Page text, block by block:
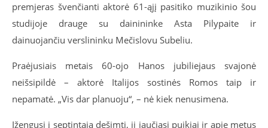
premjeras švenčianti aktorė 61-ąjį pasitiko muzikinio šou
studijoje drauge su dainininke Asta Pilypaite ir
dainuojančiu verslininku Mečislovu Subeliu.
Praėjusiais metais 60-ojo Hanos jubiliejaus svajonė
neišsipildė – aktorė Italijos sostinės Romos taip ir
nepamatė. „Vis dar planuoju“, – nė kiek nenusimena.
Įžengusi į septintąją dešimtį, ji jaučiasi puikiai ir apie metus